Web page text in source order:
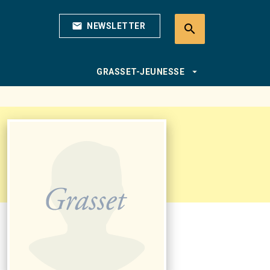
mail NEWSLETTER search
GRASSET-JEUNESSE arrow_drop_down